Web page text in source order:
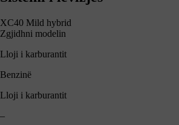
XC40 Mild hybrid
Zgjidhni modelin
Lloji i karburantit
Benzinë
Lloji i karburantit
–